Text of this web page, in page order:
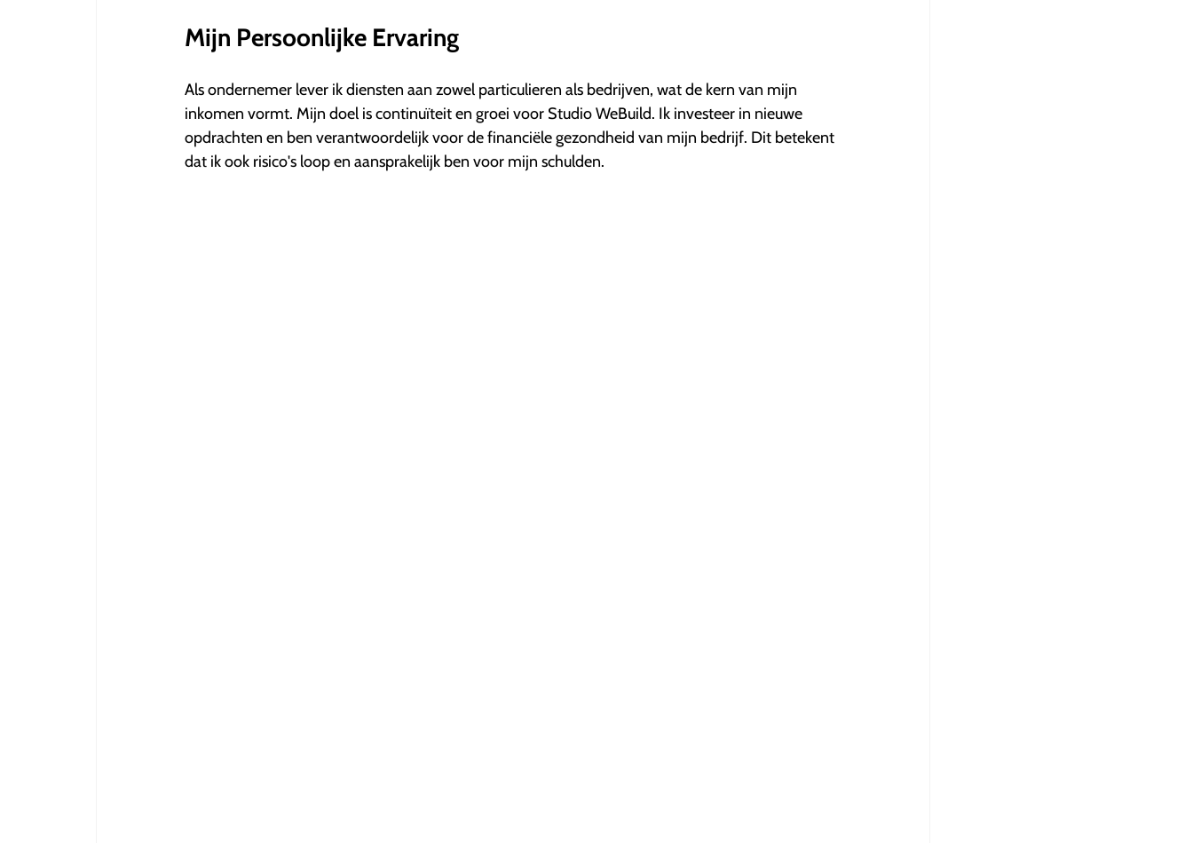
Mijn Persoonlijke Ervaring
Als ondernemer lever ik diensten aan zowel particulieren als bedrijven, wat de kern van mijn
inkomen vormt. Mijn doel is continuïteit en groei voor Studio WeBuild. Ik investeer in nieuwe
opdrachten en ben verantwoordelijk voor de financiële gezondheid van mijn bedrijf. Dit betekent
dat ik ook risico's loop en aansprakelijk ben voor mijn schulden.